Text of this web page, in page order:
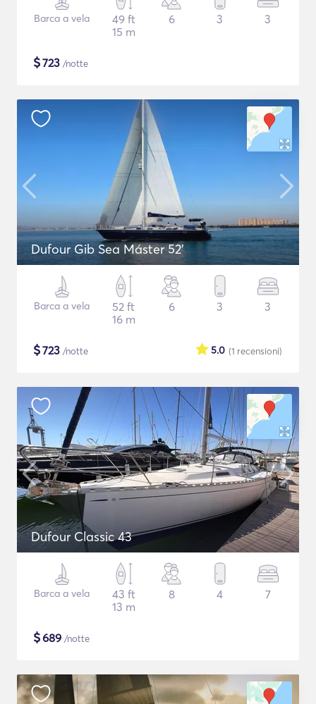
Barca a vela
49 ft
15 m
6 3 3
$723 /notte
Dufour Gib Sea Máster 52’
Barca a vela
52 ft
16 m
6 3 3
$723 /notte (1 recensioni)
5.0
Dufour Classic 43
Barca a vela
43 ft
13 m
8 4 7
$689 /notte